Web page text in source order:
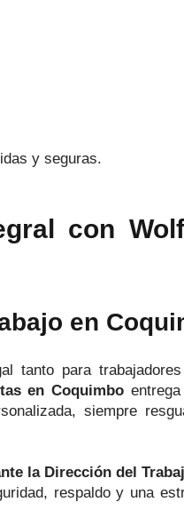
y seguras.
con
en
tanto para
en Coquimbo
siempre
la Dirección del
respaldo y una